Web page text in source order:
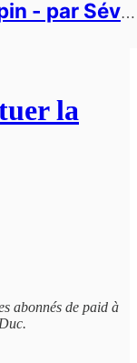
Back/Future : laboratoire alpin - par Séverin Duc
la
abonnés de paid à